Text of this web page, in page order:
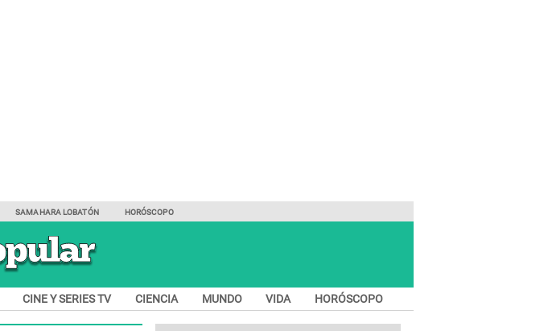
SAMAHARA LOBATÓN HORÓSCOPO
CINE Y SERIES TV CIENCIA MUNDO VIDA HORÓSCOPO